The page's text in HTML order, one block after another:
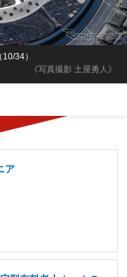
《写真撮影 土屋勇人》
34）
ア